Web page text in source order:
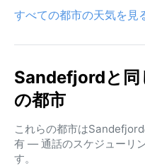
すべての都市の天気を見
Sandefjordと同
の都市
これらの都市は
有 — 通話のスケジューリ
す。